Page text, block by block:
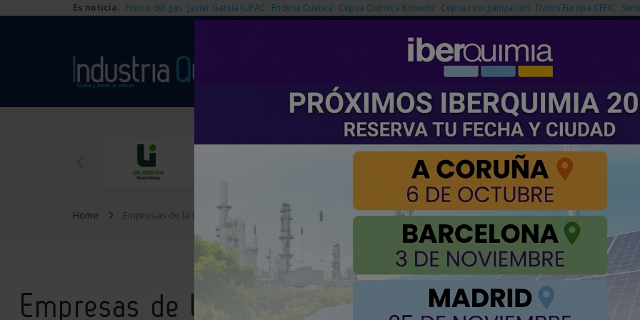
Es noticia: Precio del gas Javier García IUPAC Endesa Cuenca Cepsa Química Knowde Cepsa reorganización Datos Europa CEFIC
NOTICIAS PRODUCTOS
EMPRESAS PREMIUM
Home Empresas de la Industria Química
Empresas de la Industria Química